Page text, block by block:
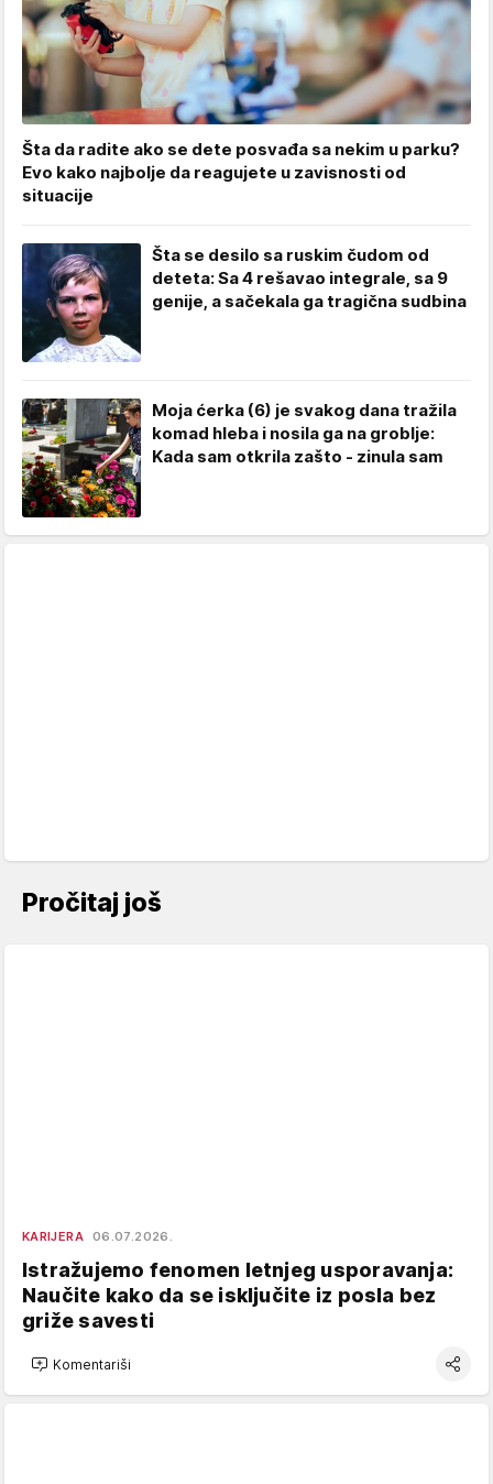
Šta da radite ako se dete posvađa sa nekim u parku?
Evo kako najbolje da reagujete u zavisnosti od
situacije
Šta se desilo sa ruskim čudom od
deteta: Sa 4 rešavao integrale, sa 9
genije, a sačekala ga tragična sudbina
Moja ćerka (6) je svakog dana tražila
komad hleba i nosila ga na groblje:
Kada sam otkrila zašto - zinula sam
Pročitaj još
KARIJERA 06.07.2026.
Istražujemo fenomen letnjeg usporavanja:
Naučite kako da se isključite iz posla bez
griže savesti
Komentariši